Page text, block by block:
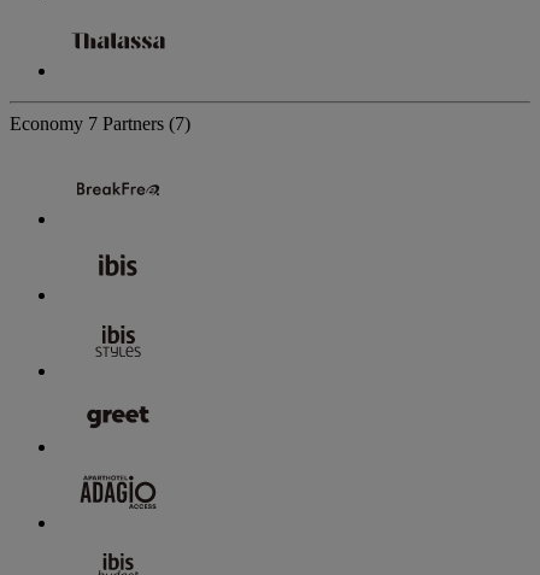
Economy 7 Partners (7)